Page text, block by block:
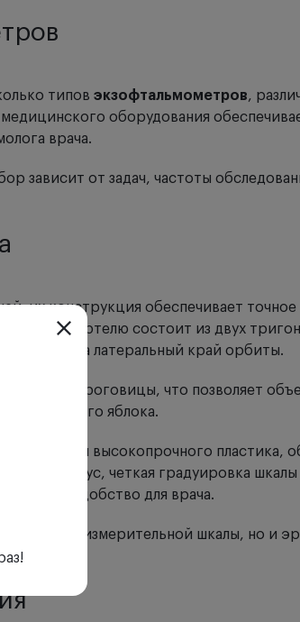
типов экзофтальмометров,
оборудования
врача.
зависит от задач, частоты
их конструкция обеспечивает
по Гертелю состоит из двух
на латеральный край орбиты.
роговицы, что позволяет
глазного яблока.
или высокопрочного пластика,
корпус, четкая градуировка
и удобство для врача.
точность измерительной шкалы, но и
данных.